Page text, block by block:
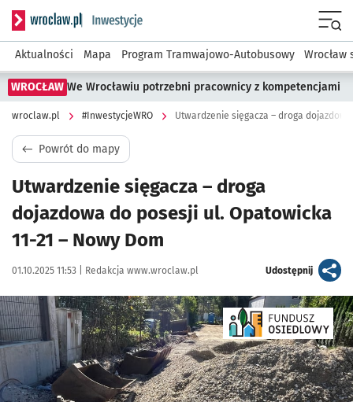
Serwis informacyjny wroclaw.pl podserwis:
Aktualności Mapa Program Tramwajowo-Autobusowy Wrocław
WROCŁAW We Wrocławiu potrzebni pracownicy z kompetencjami
wroclaw.pl #InwestycjeWRO
Powrót do mapy
Utwardzenie sięgacza – droga
dojazdowa do posesji ul. Opatowicka
11-21 – Nowy Dom
Data publikacji:
01.10.2025 11:53 | Autor:
Redakcja www.wroclaw.pl Udostępnijartykuł
Kliknij, aby powiększyć